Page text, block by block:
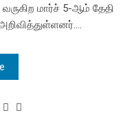
மார்ச் 5-ஆம் தேதி